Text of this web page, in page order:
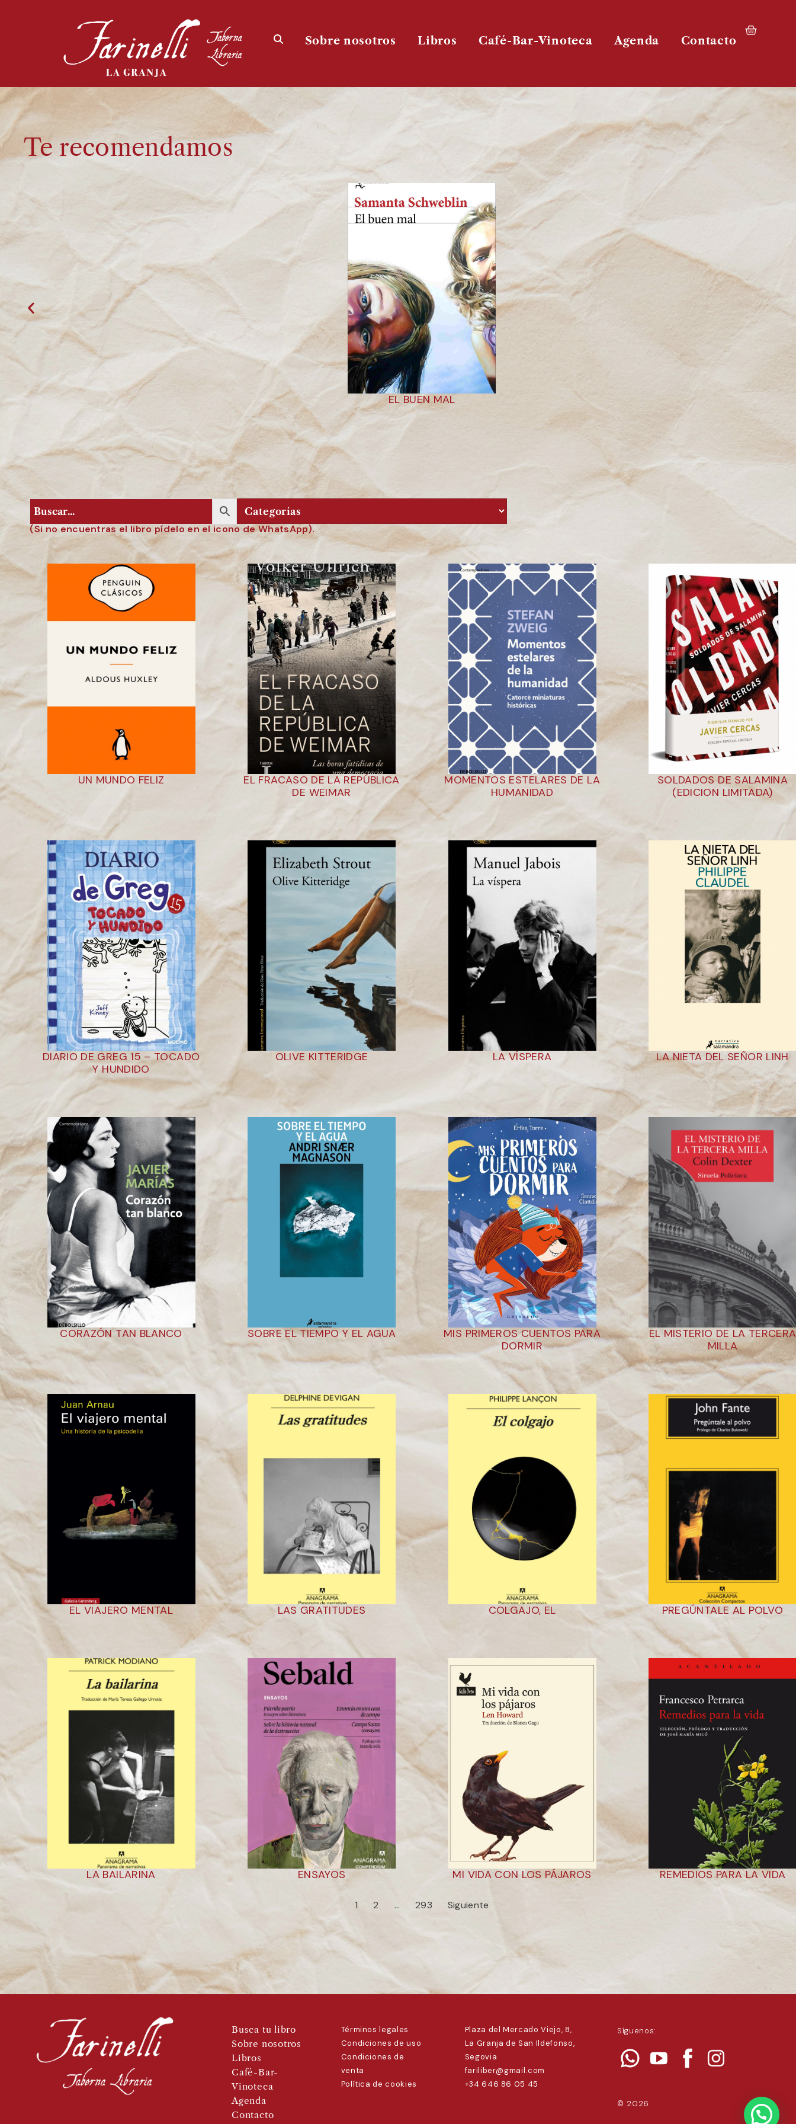
Sobre nosotros Libros Café-Bar-Vinoteca Agenda Contacto
Te recomendamos
EL BUEN MAL
(Si no encuentras el libro pídelo en el icono de WhatsApp).
UN MUNDO FELIZ
EL FRACASO DE LA REPÚBLICA
DE WEIMAR
MOMENTOS ESTELARES DE LA
HUMANIDAD
SOLDADOS DE SALAMINA
(EDICION LIMITADA)
DIARIO DE GREG 15 – TOCADO
Y HUNDIDO
OLIVE KITTERIDGE LA VÍSPERA LA NIETA DEL SEÑOR LINH
CORAZÓN TAN BLANCO SOBRE EL TIEMPO Y EL AGUA
MIS PRIMEROS CUENTOS PARA
DORMIR
EL MISTERIO DE LA TERCERA
MILLA
EL VIAJERO MENTAL LAS GRATITUDES COLGAJO, EL PREGÚNTALE AL POLVO
LA BAILARINA ENSAYOS MI VIDA CON LOS PÁJAROS REMEDIOS PARA LA VIDA
1 2 … 293 Siguiente
Busca tu libro
Sobre nosotros
Libros
Café-Bar-
Vinoteca
Agenda
Contacto
Términos legales
Condiciones de uso
Condiciones de
venta
Política de cookies
Plaza del Mercado Viejo, 8,
La Granja de San Ildefonso,
Segovia
fariliber@gmail.com
+34 646 86 05 45
Síguenos:
© 2026